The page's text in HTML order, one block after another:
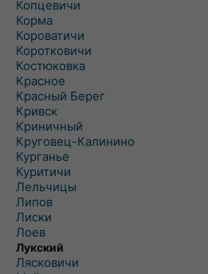
Копцевичи
Корма
Короватичи
Коротковичи
Костюковка
Красное
Красный Берег
Кривск
Криничный
Круговец-Калинино
Курганье
Куритичи
Лельчицы
Липов
Лиски
Лоев
Лукский
Лясковичи